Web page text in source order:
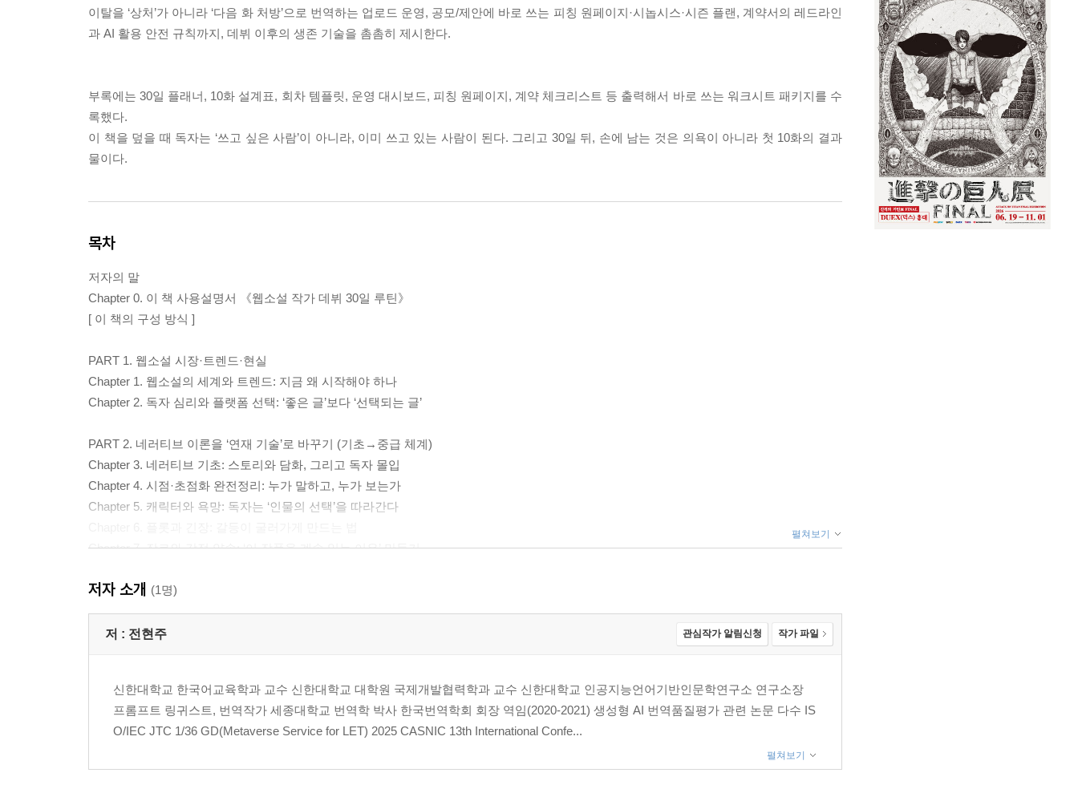
이탈을 ‘상처’가 아니라 ‘다음 화 처방’으로 번역하는 업로드 운영, 공모/제안에 바로 쓰는 피칭 원페이지·시놉시스·시즌 플랜, 계약서의 레드라인
과 AI 활용 안전 규칙까지, 데뷔 이후의 생존 기술을 촘촘히 제시한다.
부록에는 30일 플래너, 10화 설계표, 회차 템플릿, 운영 대시보드, 피칭 원페이지, 계약 체크리스트 등 출력해서 바로 쓰는 워크시트 패키지를 수
록했다.
이 책을 덮을 때 독자는 ‘쓰고 싶은 사람’이 아니라, 이미 쓰고 있는 사람이 된다. 그리고 30일 뒤, 손에 남는 것은 의욕이 아니라 첫 10화의 결과
물이다.
목차
저자의 말
Chapter 0. 이 책 사용설명서 《웹소설 작가 데뷔 30일 루틴》
[ 이 책의 구성 방식 ]
PART 1. 웹소설 시장·트렌드·현실
Chapter 1. 웹소설의 세계와 트렌드: 지금 왜 시작해야 하나
Chapter 2. 독자 심리와 플랫폼 선택: ‘좋은 글’보다 ‘선택되는 글’
PART 2. 네러티브 이론을 ‘연재 기술’로 바꾸기 (기초→중급 체계)
Chapter 3. 네러티브 기초: 스토리와 담화, 그리고 독자 몰입
Chapter 4. 시점·초점화 완전정리: 누가 말하고, 누가 보는가
Chapter 5. 캐릭터와 욕망: 독자는 ‘인물의 선택’을 따라간다
Chapter 7. 장르와 감정 약속: ‘이 작품을 계속 읽는 이유’ 만들기
PART 3. 웹소설 작가 데뷔 ‘30일 루틴’ (쓰기→완성→업로드까지)
Chapter 8. 30일 설계: 하루 30?60분으로 10화 완성하기
Chapter 9. 1화 설계의 공식: Hook?Develop?Climax?Cliffhanger
펼쳐보기
저자 소개 (1명)
저 : 전현주 관심작가 알림신청 작가 파일
신한대학교 한국어교육학과 교수 신한대학교 대학원 국제개발협력학과 교수 신한대학교 인공지능언어기반인문학연구소 연구소장
프롬프트 링귀스트, 번역작가 세종대학교 번역학 박사 한국번역학회 회장 역임(2020-2021) 생성형 AI 번역품질평가 관련 논문 다수 IS
O/IEC JTC 1/36 GD(Metaverse Service for LET) 2025 CASNIC 13th International Confe...
펼쳐보기